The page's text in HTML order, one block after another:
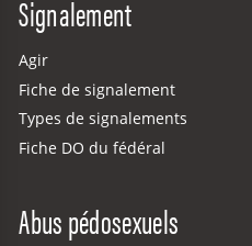
Signalement
Agir
Fiche de signalement
Types de signalements
Fiche DO du fédéral
Abus pédosexuels